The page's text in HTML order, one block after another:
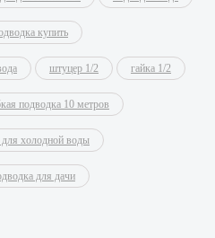
купить
штуцер 1/2 гайка 1/2
подводка 10 метров
для холодной воды
для дачи